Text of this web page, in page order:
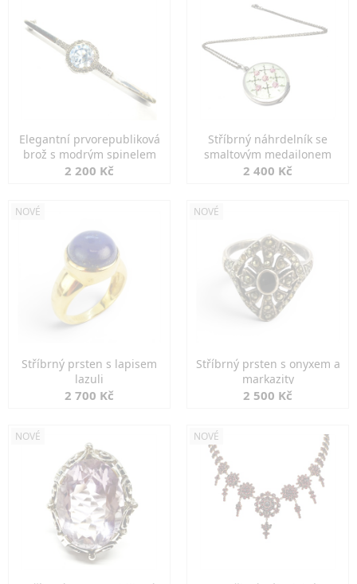
Elegantní prvorepubliková
brož s modrým spinelem
2 200 Kč
Stříbrný náhrdelník se
smaltovým medailonem
2 400 Kč
NOVÉ
Stříbrný prsten s lapisem
lazuli
2 700 Kč
NOVÉ
Stříbrný prsten s onyxem a
markazity
2 500 Kč
NOVÉ NOVÉ